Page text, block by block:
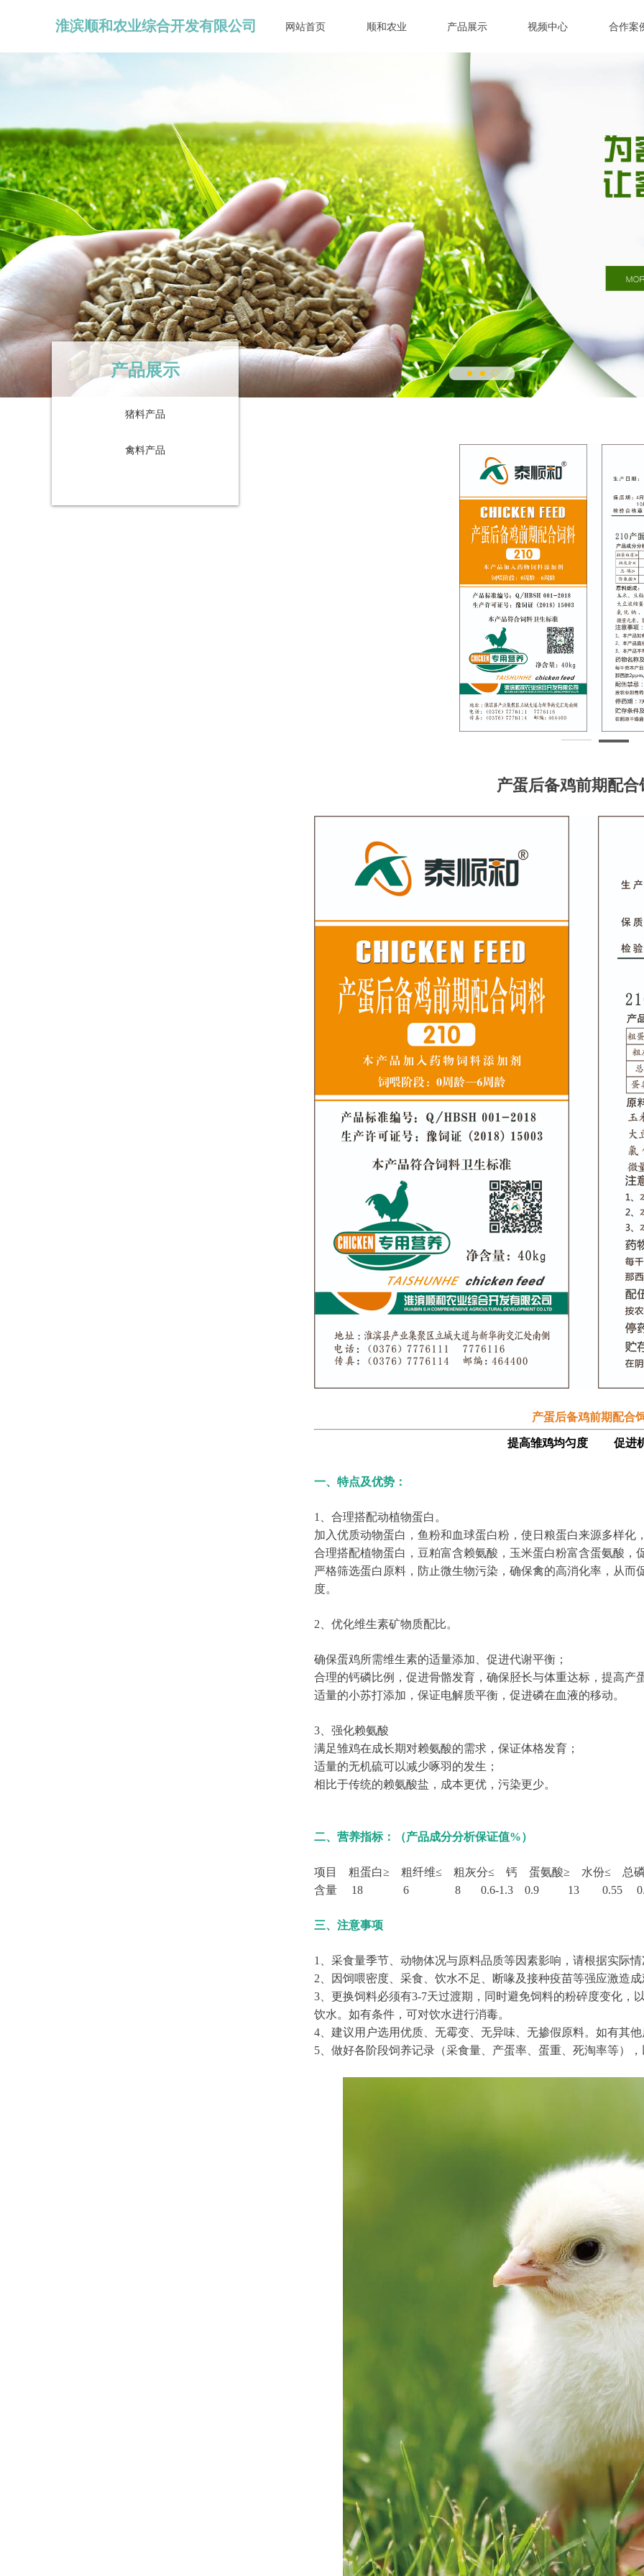
淮滨顺和农业综合开发有限公司 网站首页 顺和农业 产品展示
产品展示
视频中心 合作案
产蛋后备鸡前期配合
产蛋后备鸡前期配合
提高雏鸡均匀度 促进
一、特点及优势：
1、合理搭配动植物蛋白。
加入优质动物蛋白，鱼粉和血球蛋白粉，使日粮蛋白来源多样化
合理搭配植物蛋白，豆粕富含赖氨酸，玉米蛋白粉富含蛋氨酸，
严格筛选蛋白原料，防止微生物污染，确保禽的高消化率，从而
度。
2、优化维生素矿物质配比。
确保蛋鸡所需维生素的适量添加、促进代谢平衡；
合理的钙磷比例，促进骨骼发育，确保胫长与体重达标，提高产
适量的小苏打添加，保证电解质平衡，促进磷在血液的移动。
3、强化赖氨酸
满足雏鸡在成长期对赖氨酸的需求，保证体格发育；
适量的无机硫可以减少啄羽的发生；
相比于传统的赖氨酸盐，成本更优，污染更少。
二、营养指标：（产品成分分析保证值%）
项目 粗蛋白≥ 粗纤维≤ 粗灰分≤ 钙 蛋氨酸≥ 水份≤ 总
含量 18 6 8 0.6-1.3 0.9 13 0.55 0.3-
三、注意事项
1、采食量季节、动物体况与原料品质等因素影响，请根据实际
2、因饲喂密度、采食、饮水不足、断喙及接种疫苗等强应激造
3、更换饲料必须有3-7天过渡期，同时避免饲料的粉碎度变化，
饮水。如有条件，可对饮水进行消毒。
4、建议用户选用优质、无霉变、无异味、无掺假原料。如有其
5、做好各阶段饲养记录（采食量、产蛋率、蛋重、死淘率等）
猪料产品
禽料产品
产品展示